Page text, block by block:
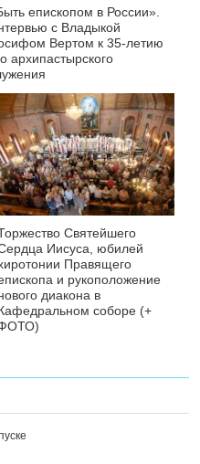
епископом в России».
с Владыкой
Вертом к 35-летию
архипастырского
Святейшего
Иисуса, юбилей
Правящего
и рукоположение
диакона в
соборе (+